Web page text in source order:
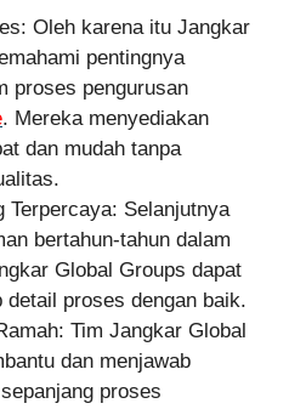
Oleh karena itu Jangkar
pentingnya
proses pengurusan
. Mereka menyediakan
dan mudah tanpa
Terpercaya: Selanjutnya
bertahun-tahun dalam
Global Groups dapat
detail proses dengan baik.
Tim Jangkar Global
dan menjawab
proses